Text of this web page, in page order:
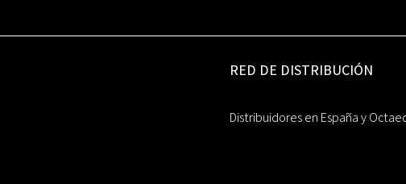
RED DE DISTRIBUCIÓN
Distribuidores en España y